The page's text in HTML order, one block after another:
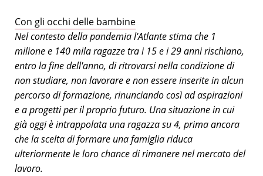
Con gli occhi delle bambine
Nel contesto della pandemia l'Atlante stima che 1
milione e 140 mila ragazze tra i 15 e i 29 anni rischiano,
entro la fine dell'anno, di ritrovarsi nella condizione di
non studiare, non lavorare e non essere inserite in alcun
percorso di formazione, rinunciando così ad aspirazioni
e a progetti per il proprio futuro. Una situazione in cui
già oggi è intrappolata una ragazza su 4, prima ancora
che la scelta di formare una famiglia riduca
ulteriormente le loro chance di rimanere nel mercato del
lavoro.